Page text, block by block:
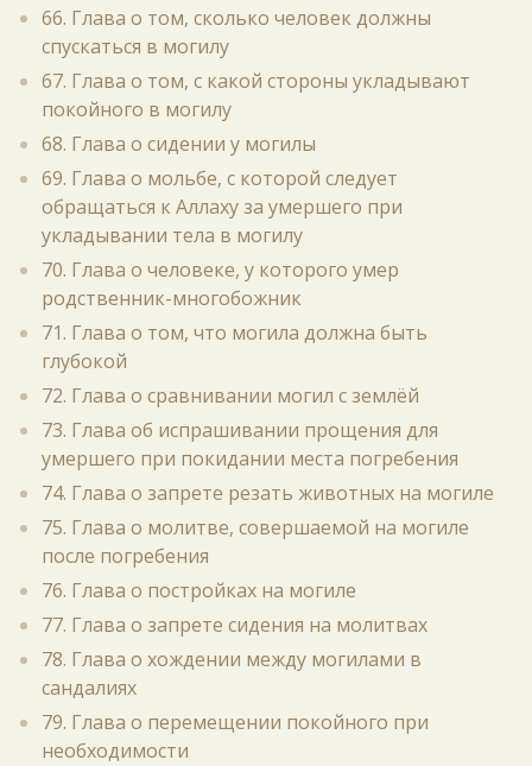
66. Глава о том, сколько человек должны
спускаться в могилу
67. Глава о том, с какой стороны укладывают
покойного в могилу
68. Глава о сидении у могилы
69. Глава о мольбе, с которой следует
обращаться к Аллаху за умершего при
укладывании тела в могилу
70. Глава о человеке, у которого умер
родственник-многобожник
71. Глава о том, что могила должна быть
глубокой
72. Глава о сравнивании могил с землёй
73. Глава об испрашивании прощения для
умершего при покидании места погребения
74. Глава о запрете резать животных на могиле
75. Глава о молитве, совершаемой на могиле
после погребения
76. Глава о постройках на могиле
77. Глава о запрете сидения на молитвах
78. Глава о хождении между могилами в
сандалиях
79. Глава о перемещении покойного при
необходимости